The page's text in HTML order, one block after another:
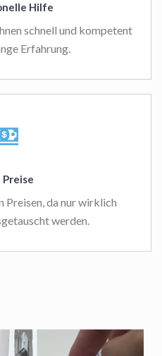
Hilfe
schnell und kompetent
Erfahrung.
Preise
Preisen, da nur wirklich
werden.